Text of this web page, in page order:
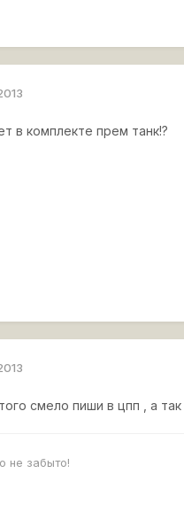
в комплекте прем танк!?
смело пиши в цпп , а